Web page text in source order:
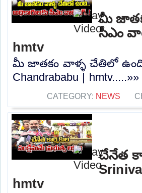
మీ
సీఎం
hmtv
మీ జాతకం వాళ్ళ చేతిలో
Chandrababu | hmtv.....»»
CATEGORY: NEWS
చేనేత
hmtv